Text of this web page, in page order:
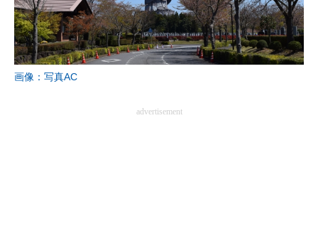
画像：写真AC
advertisement